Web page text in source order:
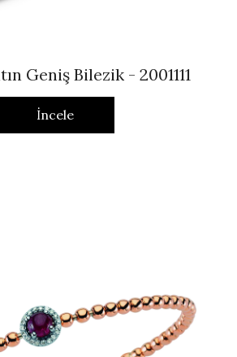
Geniş Bilezik - 2001111
İncele